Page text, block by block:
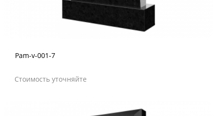
Pam-v-001-7
Стоимость уточняйте